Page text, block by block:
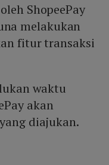
ShopeePay
melakukan
fitur transaksi
waktu
akan
diajukan.